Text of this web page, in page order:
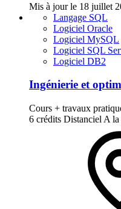
Mis à jour le 18 juillet
Langage SQL
Logiciel Oracle
Logiciel MySQL
Logiciel SQL
Logiciel DB2
Ingénierie et
Cours + travaux
6 crédits Distanciel A la